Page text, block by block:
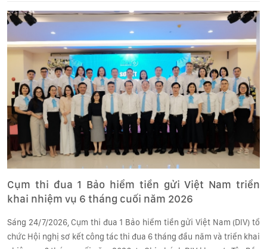
Cụm thi đua 1 Bảo hiểm tiền gửi Việt Nam triển
khai nhiệm vụ 6 tháng cuối năm 2026
Sáng 24/7/2026, Cụm thi đua 1 Bảo hiểm tiền gửi Việt Nam (DIV) tổ
chức Hội nghị sơ kết công tác thi đua 6 tháng đầu năm và triển khai